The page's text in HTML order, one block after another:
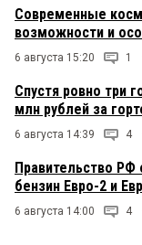
Современные
возможности и
6 августа 15:20 1
Спустя ровно три
млн рублей за
6 августа 14:39 4
Правительство РФ
бензин Евро-2 и
6 августа 14:00 4